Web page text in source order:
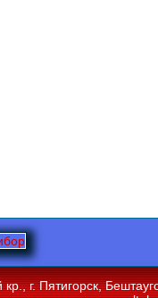
кр., г. Пятигорск,